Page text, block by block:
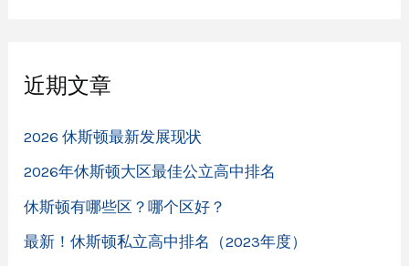
近期文章
2026 休斯顿最新发展现状
2026年休斯顿大区最佳公立高中排名
休斯顿有哪些区？哪个区好？
最新！休斯顿私立高中排名（2023年度）